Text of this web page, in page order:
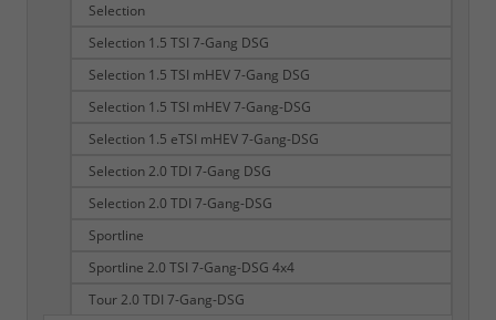
Selection
Selection 1.5 TSI 7-Gang DSG
Selection 1.5 TSI mHEV 7-Gang DSG
Selection 1.5 TSI mHEV 7-Gang-DSG
Selection 1.5 eTSI mHEV 7-Gang-DSG
Selection 2.0 TDI 7-Gang DSG
Selection 2.0 TDI 7-Gang-DSG
Sportline
Sportline 2.0 TSI 7-Gang-DSG 4x4
Tour 2.0 TDI 7-Gang-DSG